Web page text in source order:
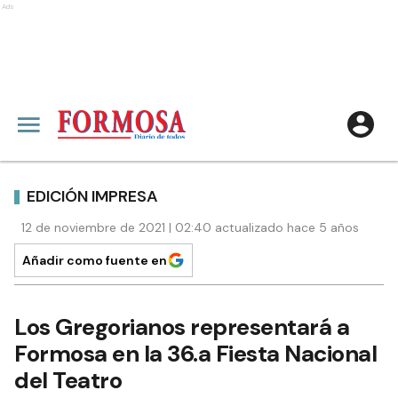
Ads
EDICIÓN IMPRESA
12 de noviembre de 2021 | 02:40 actualizado hace 5 años
Añadir como fuente en
Los Gregorianos representará a
Formosa en la 36.a Fiesta Nacional
del Teatro